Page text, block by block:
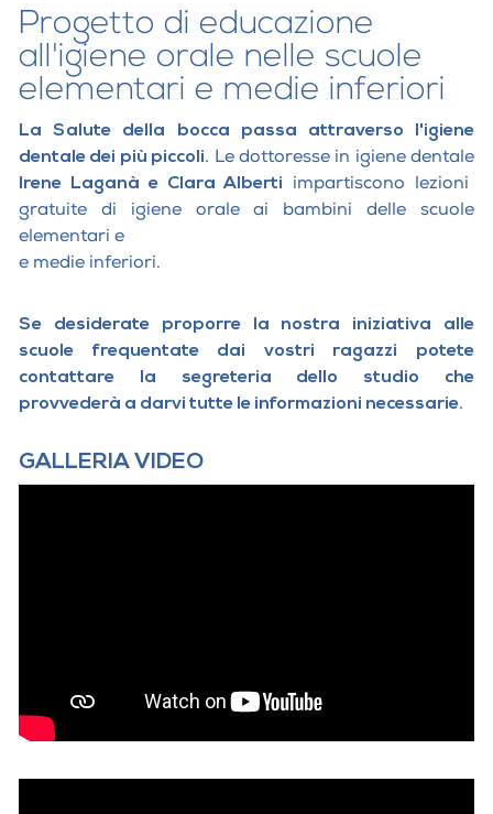
Progetto di educazione
all'igiene orale nelle scuole
elementari e medie inferiori
La Salute della bocca passa attraverso l'igiene
dentale dei più piccoli. Le dottoresse in igiene dentale
Irene Laganà e Clara Alberti impartiscono lezioni
gratuite di igiene orale ai bambini delle scuole
elementari e
e medie inferiori.
Se desiderate proporre la nostra iniziativa alle
scuole frequentate dai vostri ragazzi potete
contattare la segreteria dello studio che
provvederà a darvi tutte le informazioni necessarie.
GALLERIA VIDEO